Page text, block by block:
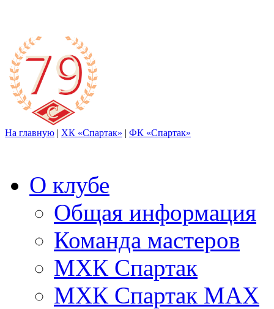
На главную | ХК «Спартак» | ФК «Спартак»
О клубе
Общая информация
Команда мастеров
МХК Спартак
МХК Спартак МАХ